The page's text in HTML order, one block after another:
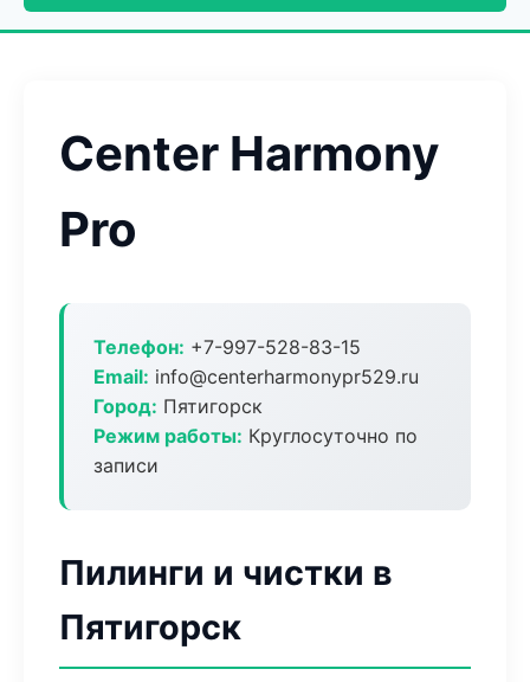
Center Harmony
Pro
Телефон: +7-997-528-83-15
Email: info@centerharmonypr529.ru
Город: Пятигорск
Режим работы: Круглосуточно по
записи
Пилинги и чистки в
Пятигорск